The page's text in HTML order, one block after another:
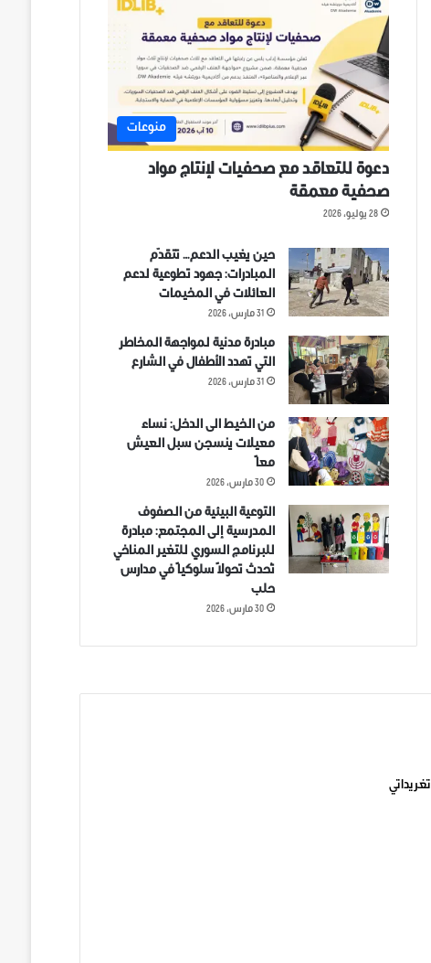
منوعات
دعوة للتعاقد مع صحفيات لإنتاج مواد
صحفية معمقة
28 يوليو، 2026
حين يغيب الدعم… تتقدّم
المبادرات: جهود تطوعية لدعم
العائلات في المخيمات
31 مارس، 2026
مبادرة مدنية لمواجهة المخاطر
التي تهدد الأطفال في الشارع
31 مارس، 2026
من الخيط الى الدخل: نساء
معيلات ينسجن سبل العيش
معاً
30 مارس، 2026
التوعية البيئية من الصفوف
المدرسية إلى المجتمع: مبادرة
للبرنامج السوري للتغير المناخي
تُحدث تحولاً سلوكياً في مدارس
حلب
30 مارس، 2026
تغريداتي